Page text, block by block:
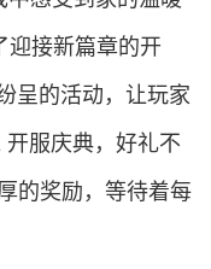
迎接新篇章的开
呈的活动，让玩家
服庆典，好礼不
的奖励，等待着每